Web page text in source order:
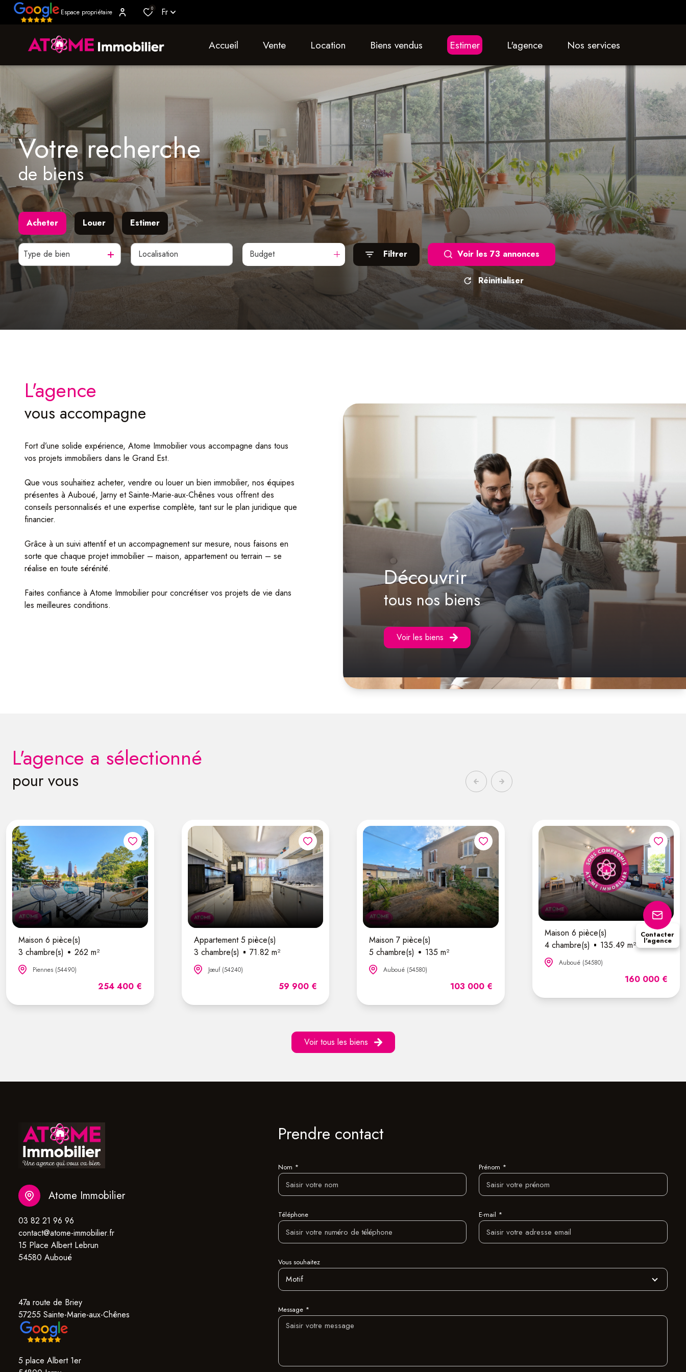
Espace propriétaire 0 Fr
accueil vente location biens vendus estimer L'agence nos services
votre recherche
de biens
Acheter
De l'ancien
Louer
à l'année
Estimer
Type de bien Budget Filtrer Voir les 73 annonces
Réinitialiser
découvrir
tous nos biens
Voir les biens
L'agence
vous accompagne
Fort d’une solide expérience, Atome Immobilier vous accompagne dans tous
vos projets immobiliers dans le Grand Est.
Que vous souhaitiez acheter, vendre ou louer un bien immobilier, nos équipes
présentes à Auboué, Jarny et Sainte-Marie-aux-Chênes vous offrent des
conseils personnalisés et une expertise complète, tant sur le plan juridique que
financier.
Grâce à un suivi attentif et un accompagnement sur mesure, nous faisons en
sorte que chaque projet immobilier – maison, appartement ou terrain – se
réalise en toute sérénité.
Faites confiance à Atome Immobilier pour concrétiser vos projets de vie dans
les meilleures conditions.
l'agence a sélectionné
pour vous
Maison 6 pièce(s)
3 chambre(s)
262 m²
Piennes (54490)
254 400 €
Appartement 5 pièce(s)
3 chambre(s)
71.82 m²
Jœuf (54240)
59 900 €
Maison 7 pièce(s)
5 chambre(s)
135 m²
Auboué (54580)
103 000 €
Maison 6 pièce(s)
4 chambre(s)
135.49 m²
Auboué (54580)
160 000 €
Voir tous les biens
Contacter
l'agence
Prendre contact
Nom * Prénom *
Téléphone E-mail *
Vous souhaitez
Motif
Message *
Atome Immobilier
03 82 21 96 96
contact@atome-immobilier.fr
15 Place Albert Lebrun
54580 Auboué
47a route de Briey
57255 Sainte-Marie-aux-Chênes
5 place Albert 1er